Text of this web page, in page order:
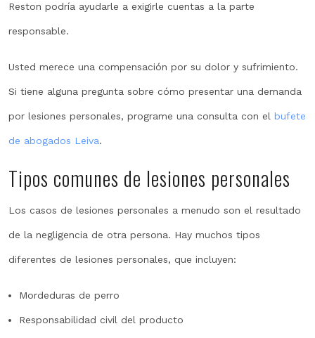
Reston podría ayudarle a exigirle cuentas a la parte
responsable.
Usted merece una compensación por su dolor y sufrimiento.
Si tiene alguna pregunta sobre cómo presentar una demanda
por lesiones personales, programe una consulta con el bufete
de abogados Leiva.
Tipos comunes de lesiones personales
Los casos de lesiones personales a menudo son el resultado
de la negligencia de otra persona. Hay muchos tipos
diferentes de lesiones personales, que incluyen:
Mordeduras de perro
Responsabilidad civil del producto